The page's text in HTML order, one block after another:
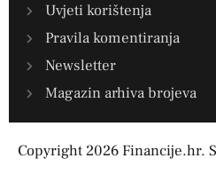
Uvjeti korištenja
Pravila komentiranja
Newsletter
Magazin arhiva brojeva
Copyright 2026 Financije.hr.